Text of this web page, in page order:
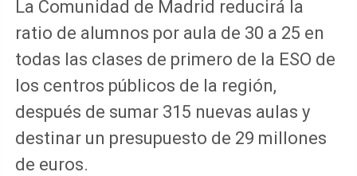
La Comunidad de Madrid reducirá la
ratio de alumnos por aula de 30 a 25 en
todas las clases de primero de la ESO de
los centros públicos de la región,
después de sumar 315 nuevas aulas y
destinar un presupuesto de 29 millones
de euros.